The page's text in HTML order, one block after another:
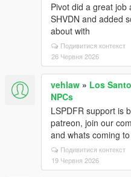
Pivot did a great job
SHVDN and added
about with
Подивитися контекст
26 Червня 2026
vehlaw » Los
NPCs
LSPDFR support is
patreon, join our
and whats coming
Подивитися контекст
19 Червня 2026